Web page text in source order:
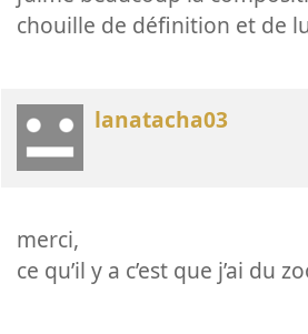
chouille de définition et de
lanatacha03
merci,
ce qu’il y a c’est que j’ai